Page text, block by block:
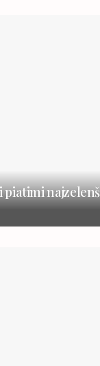
piatimi